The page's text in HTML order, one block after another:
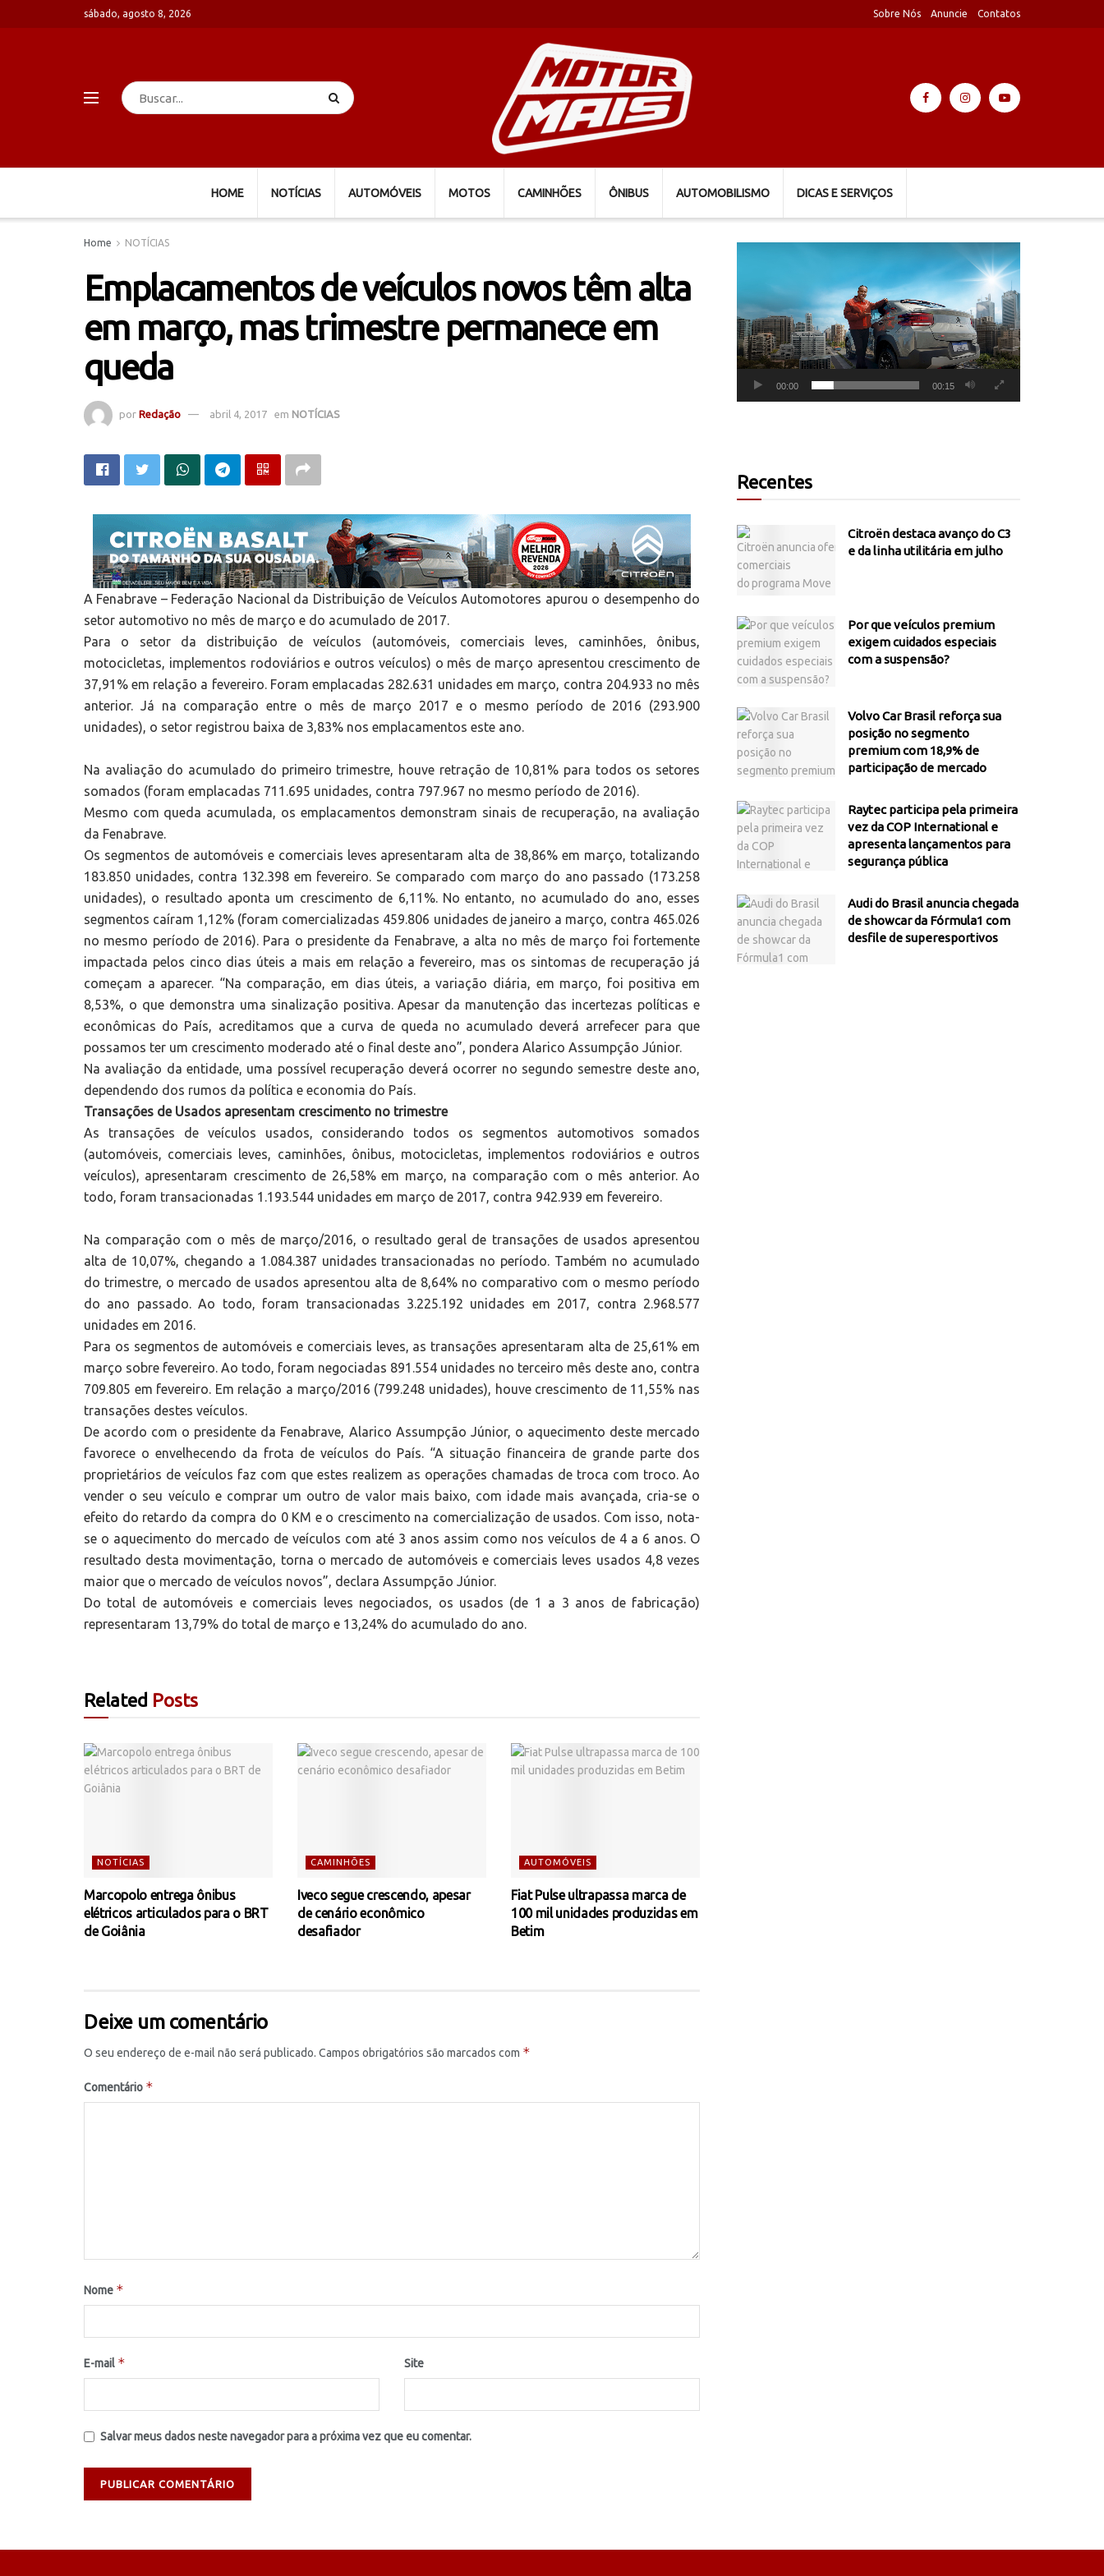
sábado, agosto 8, 2026 Sobre Nós Anuncie Contatos
HOME NOTÍCIAS AUTOMÓVEIS MOTOS CAMINHÕES ÔNIBUS AUTOMOBILISMO DICAS E SERVIÇOS
Home NOTÍCIAS
Emplacamentos de veículos novos têm alta
em março, mas trimestre permanece em
queda
por Redação abril 4, 2017 em NOTÍCIAS
A Fenabrave – Federação Nacional da Distribuição de Veículos Automotores apurou o desempenho do
setor automotivo no mês de março e do acumulado de 2017.
Para o setor da distribuição de veículos (automóveis, comerciais leves, caminhões, ônibus,
motocicletas, implementos rodoviários e outros veículos) o mês de março apresentou crescimento de
37,91% em relação a fevereiro. Foram emplacadas 282.631 unidades em março, contra 204.933 no mês
anterior. Já na comparação entre o mês de março 2017 e o mesmo período de 2016 (293.900
unidades), o setor registrou baixa de 3,83% nos emplacamentos este ano.
Na avaliação do acumulado do primeiro trimestre, houve retração de 10,81% para todos os setores
somados (foram emplacadas 711.695 unidades, contra 797.967 no mesmo período de 2016).
Mesmo com queda acumulada, os emplacamentos demonstram sinais de recuperação, na avaliação
da Fenabrave.
Os segmentos de automóveis e comerciais leves apresentaram alta de 38,86% em março, totalizando
183.850 unidades, contra 132.398 em fevereiro. Se comparado com março do ano passado (173.258
unidades), o resultado aponta um crescimento de 6,11%. No entanto, no acumulado do ano, esses
segmentos caíram 1,12% (foram comercializadas 459.806 unidades de janeiro a março, contra 465.026
no mesmo período de 2016). Para o presidente da Fenabrave, a alta no mês de março foi fortemente
impactada pelos cinco dias úteis a mais em relação a fevereiro, mas os sintomas de recuperação já
começam a aparecer. “Na comparação, em dias úteis, a variação diária, em março, foi positiva em
8,53%, o que demonstra uma sinalização positiva. Apesar da manutenção das incertezas políticas e
econômicas do País, acreditamos que a curva de queda no acumulado deverá arrefecer para que
possamos ter um crescimento moderado até o final deste ano”, pondera Alarico Assumpção Júnior.
Na avaliação da entidade, uma possível recuperação deverá ocorrer no segundo semestre deste ano,
dependendo dos rumos da política e economia do País.
Transações de Usados apresentam crescimento no trimestre
As transações de veículos usados, considerando todos os segmentos automotivos somados
(automóveis, comerciais leves, caminhões, ônibus, motocicletas, implementos rodoviários e outros
veículos), apresentaram crescimento de 26,58% em março, na comparação com o mês anterior. Ao
todo, foram transacionadas 1.193.544 unidades em março de 2017, contra 942.939 em fevereiro.
Na comparação com o mês de março/2016, o resultado geral de transações de usados apresentou
alta de 10,07%, chegando a 1.084.387 unidades transacionadas no período. Também no acumulado
do trimestre, o mercado de usados apresentou alta de 8,64% no comparativo com o mesmo período
do ano passado. Ao todo, foram transacionadas 3.225.192 unidades em 2017, contra 2.968.577
unidades em 2016.
Para os segmentos de automóveis e comerciais leves, as transações apresentaram alta de 25,61% em
março sobre fevereiro. Ao todo, foram negociadas 891.554 unidades no terceiro mês deste ano, contra
709.805 em fevereiro. Em relação a março/2016 (799.248 unidades), houve crescimento de 11,55% nas
transações destes veículos.
De acordo com o presidente da Fenabrave, Alarico Assumpção Júnior, o aquecimento deste mercado
favorece o envelhecendo da frota de veículos do País. “A situação financeira de grande parte dos
proprietários de veículos faz com que estes realizem as operações chamadas de troca com troco. Ao
vender o seu veículo e comprar um outro de valor mais baixo, com idade mais avançada, cria-se o
efeito do retardo da compra do 0 KM e o crescimento na comercialização de usados. Com isso, nota-
se o aquecimento do mercado de veículos com até 3 anos assim como nos veículos de 4 a 6 anos. O
resultado desta movimentação, torna o mercado de automóveis e comerciais leves usados 4,8 vezes
maior que o mercado de veículos novos”, declara Assumpção Júnior.
Do total de automóveis e comerciais leves negociados, os usados (de 1 a 3 anos de fabricação)
representaram 13,79% do total de março e 13,24% do acumulado do ano.
Related Posts
NOTÍCIAS
Marcopolo entrega ônibus
elétricos articulados para o BRT
de Goiânia
CAMINHÕES
Iveco segue crescendo, apesar
de cenário econômico
desafiador
AUTOMÓVEIS
Fiat Pulse ultrapassa marca de
100 mil unidades produzidas em
Betim
Deixe um comentário
O seu endereço de e-mail não será publicado. Campos obrigatórios são marcados com *
Comentário *
Nome *
E-mail * Site
Salvar meus dados neste navegador para a próxima vez que eu comentar.
00:00 00:15
Recentes
Citroën destaca avanço do C3
e da linha utilitária em julho
Por que veículos premium
exigem cuidados especiais
com a suspensão?
Volvo Car Brasil reforça sua
posição no segmento
premium com 18,9% de
participação de mercado
Raytec participa pela primeira
vez da COP International e
apresenta lançamentos para
segurança pública
Audi do Brasil anuncia chegada
de showcar da Fórmula1 com
desfile de superesportivos